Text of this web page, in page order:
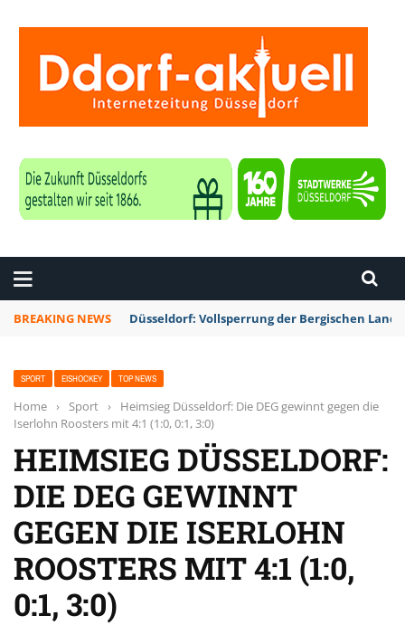
BREAKING NEWS Düsseldorf: Vollsperrung der Bergischen
SPORT EISHOCKEY TOP NEWS
Home › Sport ›
Heimsieg Düsseldorf: Die DEG gewinnt gegen die
Iserlohn Roosters mit 4:1 (1:0, 0:1, 3:0)
HEIMSIEG DÜSSELDORF:
DIE DEG GEWINNT
GEGEN DIE ISERLOHN
ROOSTERS MIT 4:1 (1:0,
0:1, 3:0)